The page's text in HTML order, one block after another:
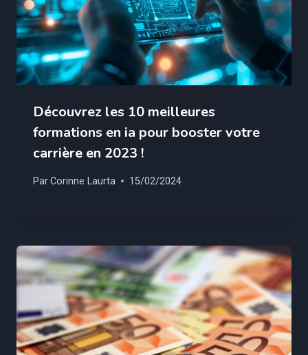
Découvrez les 10 meilleures
formations en ia pour booster votre
carrière en 2023 !
ParCorinne Laurta 15/02/2024